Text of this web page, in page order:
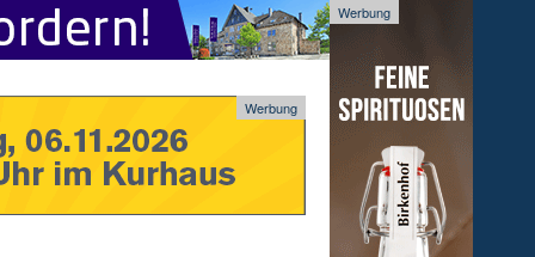
Werbung
Werbung